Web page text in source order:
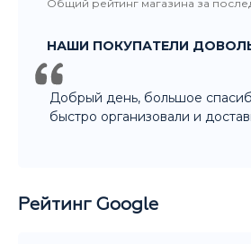
Общий рейтинг магазина за
НАШИ ПОКУПАТЕЛИ
Добрый день, большое
быстро организовали и
Рейтинг Google